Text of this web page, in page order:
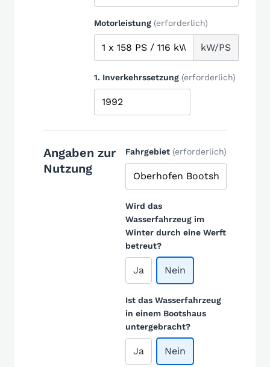
Motorleistung (erforderlich)
kW/PS
1. Inverkehrssetzung (erforderlich)
Angaben zur
Nutzung
Fahrgebiet (erforderlich)
Wird das
Wasserfahrzeug im
Winter durch eine Werft
betreut?
Ja Nein
Ist das Wasserfahrzeug
in einem Bootshaus
untergebracht?
Ja Nein